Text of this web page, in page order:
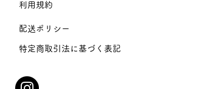
​利用規約
​配送ポリシー
​特定商取引法に基づく表記